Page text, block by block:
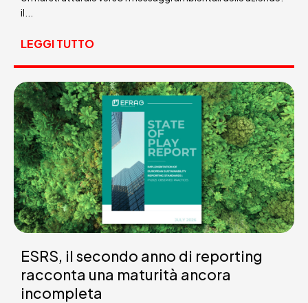
il...
LEGGI TUTTO
ESRS, il secondo anno di reporting
racconta una maturità ancora
incompleta